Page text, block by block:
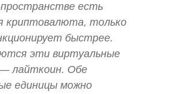
есть
криптовалюта, только
быстрее.
эти виртуальные
лайткоин. Обе
единицы можно